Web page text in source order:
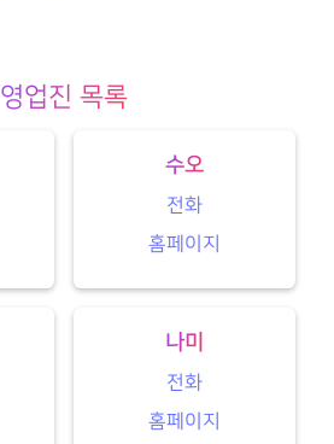
영업진 목록
수오
전화
홈페이지
나미
전화
홈페이지